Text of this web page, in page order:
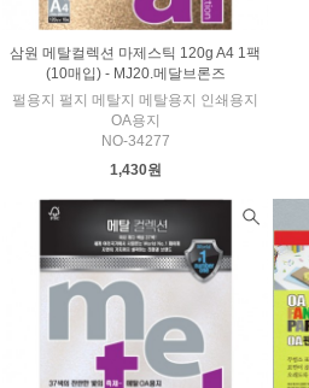
삼원 메탈컬렉션 마제스틱 120g A4 1팩
(10매입) - MJ20.메달브론즈
펄용지 펄지 메탈지 메탈용지 인쇄용지
OA용지
NO-34277
1,430원